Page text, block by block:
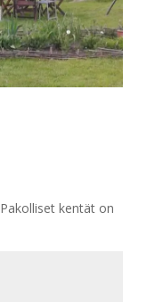
Pakolliset kentät on